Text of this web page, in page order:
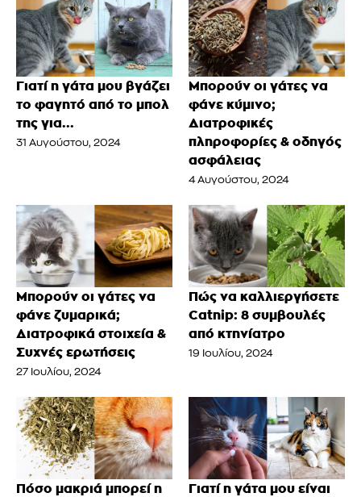
Γιατί η γάτα μου βγάζει
το φαγητό από το μπολ
της για...
31 Αυγούστου, 2024
Μπορούν οι γάτες να
φάνε κύμινο;
Διατροφικές
πληροφορίες & οδηγός
ασφάλειας
4 Αυγούστου, 2024
Μπορούν οι γάτες να
φάνε ζυμαρικά;
Διατροφικά στοιχεία &
Συχνές ερωτήσεις
27 Ιουλίου, 2024
Πώς να καλλιεργήσετε
Catnip: 8 συμβουλές
από κτηνίατρο
19 Ιουλίου, 2024
Πόσο μακριά μπορεί η
Γιατί η γάτα μου είναι